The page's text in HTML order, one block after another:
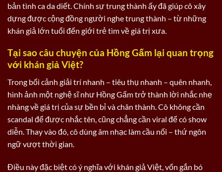
bản tình ca da diết. Chính sự trung thành ấy đã giúp cô xây
dựng được cộng đồng người nghe trung thành – từ những
khán giả lớn tuổi đến giới trẻ tìm về giá trị xưa.
Tại sao câu chuyện của Hồng Gấm lại quan trọng
với khán giả Việt?
Trong bối cảnh giải trí nhanh – tiêu thụ nhanh – quên nhanh,
hình ảnh một nghệ sĩ như Hồng Gấm trở thành lời nhắc nhẹ
nhàng về giá trị của sự bền bỉ và chân thành. Cô không cần
scandal để được nhắc tên, cũng chẳng cần viral để có show
diễn. Thay vào đó, cô dùng âm nhạc làm cầu nối – thứ ngôn
ngữ vượt thời gian.
Điều này đặc biệt có ý nghĩa với khán giả Việt, vốn gắn bó